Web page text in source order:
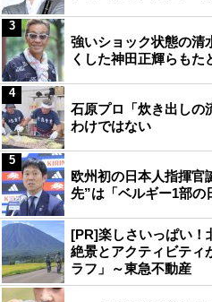
強いショック状態の
くした神田正輝らもた
3
石原プロ「炊き出しの
わけではない
4
欧州初の日本人指揮官
先”は「ベルギー1部の
5
[PR]楽しさいっぱい！
絶景とアクティビティ
ラフ」～東急不動産